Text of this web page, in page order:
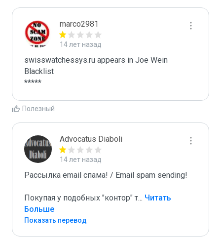
marco2981
14 лет назад
swisswatchessys.ru appears in Joe Wein
Blacklist
*****
Полезный
Advocatus Diaboli
14 лет назад
Рассылка email спама! / Email spam sending!
Покупая у подобных "контор" т... Читать
Больше
Показать перевод